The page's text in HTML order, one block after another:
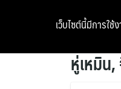
หู่เหมิน
เว็บไซต์นี้มีการใช้